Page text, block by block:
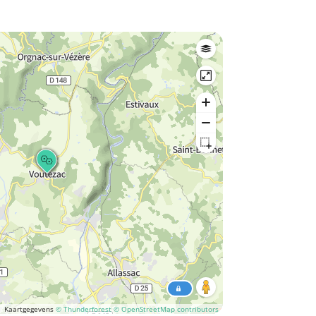
Kaartgegevens © Thunderforest © OpenStreetMap contributors